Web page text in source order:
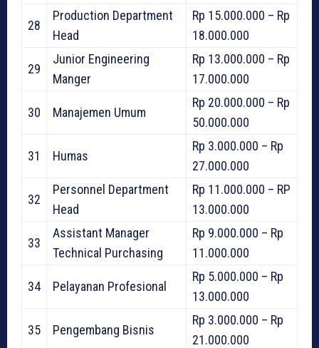
28
Production Department
Head
Rp 15.000.000 – Rp
18.000.000
29
Junior Engineering
Manger
Rp 13.000.000 – Rp
17.000.000
30 Manajemen Umum
Rp 20.000.000 – Rp
50.000.000
31 Humas
Rp 3.000.000 – Rp
27.000.000
32
Personnel Department
Head
Rp 11.000.000 – RP
13.000.000
33
Assistant Manager
Technical Purchasing
Rp 9.000.000 – Rp
11.000.000
34 Pelayanan Profesional
Rp 5.000.000 – Rp
13.000.000
35 Pengembang Bisnis
Rp 3.000.000 – Rp
21.000.000